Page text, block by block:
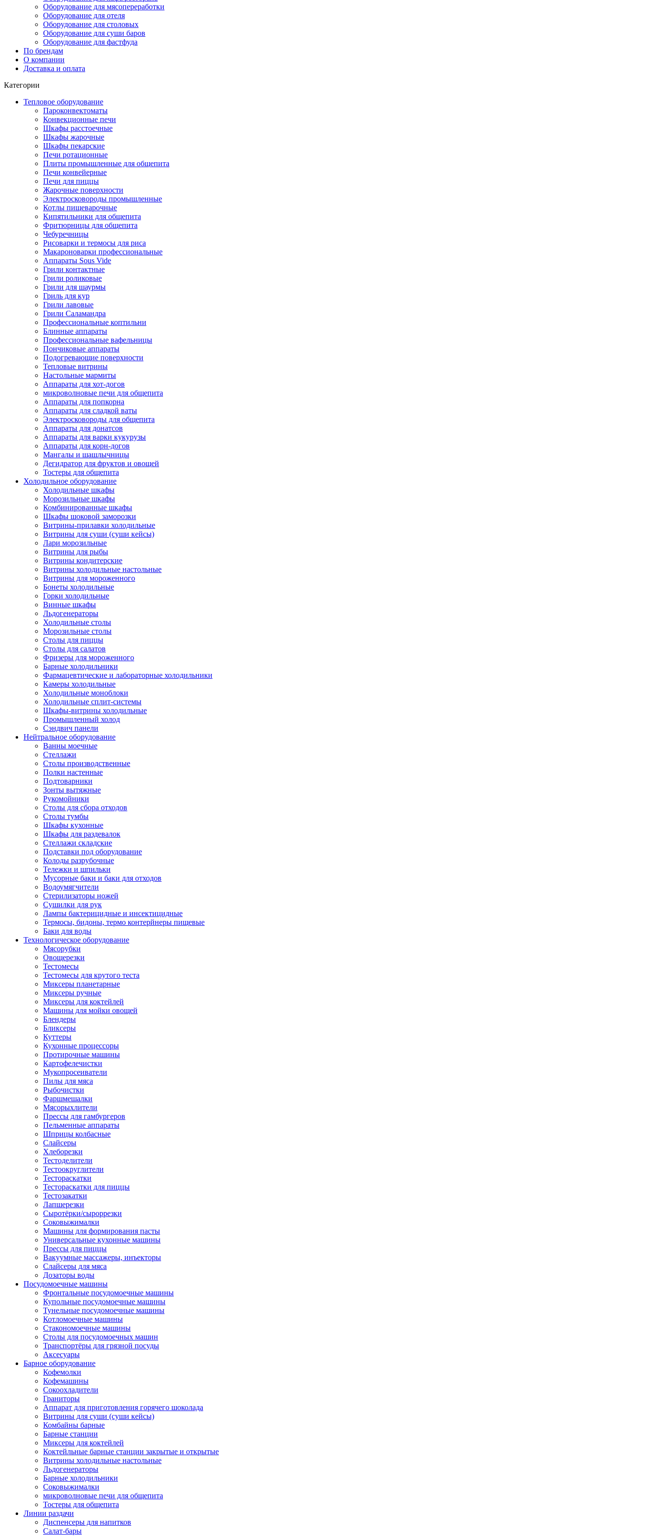
Оборудование для мясопереработки
Оборудование для отеля
Оборудование для столовых
Оборудование для суши баров
Оборудование для фастфуда
По брендам
О компании
Доставка и оплата
Категории
Тепловое оборудование
Пароконвектоматы
Конвекционные печи
Шкафы расстоечные
Шкафы жарочные
Шкафы пекарские
Печи ротационные
Плиты промышленные для общепита
Печи конвейерные
Печи для пиццы
Жарочные поверхности
Электросковороды промышленные
Котлы пищеварочные
Кипятильники для общепита
Фритюрницы для общепита
Чебуречницы
Рисоварки и термосы для риса
Макароноварки профессиональные
Аппараты Sous Vide
Грили контактные
Грили роликовые
Грили для шаурмы
Гриль для кур
Грили лавовые
Грили Саламандра
Профессиональные коптильни
Блинные аппараты
Профессиональные вафельницы
Пончиковые аппараты
Подогревающие поверхности
Тепловые витрины
Настольные мармиты
Аппараты для хот-догов
микроволновые печи для общепита
Аппараты для попкорна
Аппараты для сладкой ваты
Электросковороды для общепита
Аппараты для донатсов
Аппараты для варки кукурузы
Аппараты для корн-догов
Мангалы и шашлычницы
Дегидратор для фруктов и овощей
Тостеры для общепита
Холодильное оборудование
Холодильные шкафы
Морозильные шкафы
Комбинированные шкафы
Шкафы шоковой заморозки
Витрины-прилавки холодильные
Витрины для суши (суши кейсы)
Лари морозильные
Витрины для рыбы
Витрины кондитерские
Витрины холодильные настольные
Витрины для мороженного
Бонеты холодильные
Горки холодильные
Винные шкафы
Льдогенераторы
Холодильные столы
Морозильные столы
Столы для пиццы
Столы для салатов
Фризеры для мороженного
Барные холодильники
Фармацевтические и лабораторные холодильники
Камеры холодильные
Холодильные моноблоки
Холодильные сплит-системы
Шкафы-витрины холодильные
Промышленный холод
Сэндвич панели
Нейтральное оборудование
Ванны моечные
Стеллажи
Столы производственные
Полки настенные
Подтоварники
Зонты вытяжные
Рукомойники
Столы для сбора отходов
Столы тумбы
Шкафы кухонные
Шкафы для раздевалок
Стеллажи складские
Подставки под оборудование
Колоды разрубочные
Тележки и шпильки
Мусорные баки и баки для отходов
Водоумягчители
Стерилизаторы ножей
Сушилки для рук
Лампы бактерицидные и инсектицидные
Термосы, бидоны, термо контерйнеры пищевые
Баки для воды
Технологическое оборудование
Мясорубки
Овощерезки
Тестомесы
Тестомесы для крутого теста
Миксеры планетарные
Миксеры ручные
Миксеры для коктейлей
Машины для мойки овощей
Блендеры
Бликсеры
Куттеры
Кухонные процессоры
Протирочные машины
Картофелечистки
Мукопросеиватели
Пилы для мяса
Рыбочистки
Фаршмешалки
Мясорыхлители
Прессы для гамбургеров
Пельменные аппараты
Шприцы колбасные
Слайсеры
Хлеборезки
Тестоделители
Тестоокруглители
Тестораскатки
Тестораскатки для пиццы
Тестозакатки
Лапшерезки
Сыротёрки/сыроррезки
Соковыжималки
Машины для формирования пасты
Универсальные кухонные машины
Прессы для пиццы
Вакуумные массажеры, инъекторы
Слайсеры для мяса
Дозаторы воды
Посудомоечные машины
Фронтальные посудомоечные машины
Купольные посудомоечные машины
Тунельные посудомоечные машины
Котломоечные машины
Стакономоечные машины
Столы для посудомоечных машин
Транспортёры для грязной посуды
Аксесуары
Барное оборудование
Кофемолки
Кофемашины
Сокоохладители
Граниторы
Аппарат для приготовления горячего шоколада
Витрины для суши (суши кейсы)
Комбайны барные
Барные станции
Миксеры для коктейлей
Коктейльные барные станции закрытые и открытые
Витрины холодильные настольные
Льдогенераторы
Барные холодильники
Соковыжималки
микроволновые печи для общепита
Тостеры для общепита
Линии раздачи
Диспенсеры для напитков
Салат-бары